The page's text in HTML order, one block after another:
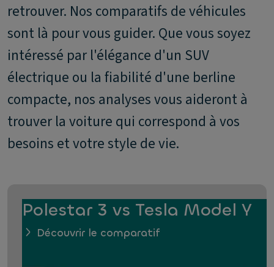
retrouver. Nos comparatifs de véhicules
sont là pour vous guider. Que vous soyez
intéressé par l'élégance d'un SUV
électrique ou la fiabilité d'une berline
compacte, nos analyses vous aideront à
trouver la voiture qui correspond à vos
besoins et votre style de vie.
Polestar 3 vs Tesla Model Y
Découvrir le comparatif